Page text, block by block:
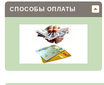
СПОСОБЫ ОПЛАТЫ